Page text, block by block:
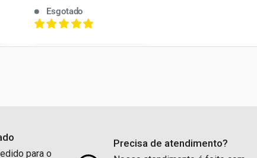
Esgotado
para o
Precisa de atendimento?